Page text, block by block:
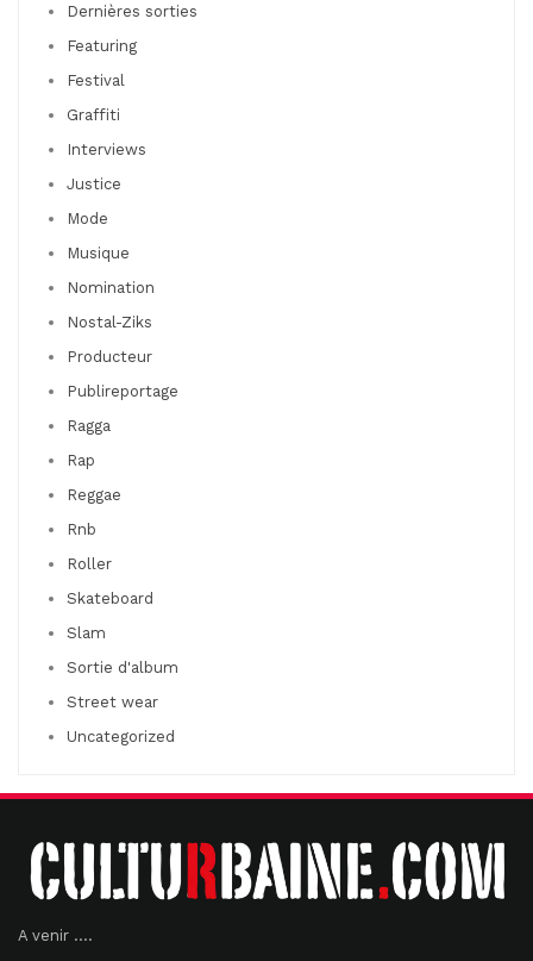
Dernières sorties
Featuring
Festival
Graffiti
Interviews
Justice
Mode
Musique
Nomination
Nostal-Ziks
Producteur
Publireportage
Ragga
Rap
Reggae
Rnb
Roller
Skateboard
Slam
Sortie d'album
Street wear
Uncategorized
A venir ....